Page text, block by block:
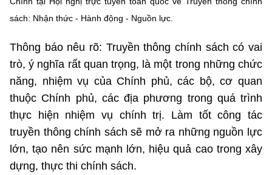
Chọn ngôn ngữ
BỘ KHOA HỌC VÀ CÔNG NGHỆ
MINISTRY OF SCIENCE AND TECHNOLOGY
Điều khoản sử dụng Theo dõi MST: Góp ý
Cơ quan chủ quản: Bộ Khoa học và Công nghệ (MST)
sách: Nhận thức - Hành động - Nguồn lực.
Thông báo nêu rõ: Truyền thông chính sách có vai
trò, ý nghĩa rất quan trọng, là một trong những chức
năng, nhiệm vụ của Chính phủ, các bộ, cơ quan
thuộc Chính phủ, các địa phương trong quá trình
thực hiện nhiệm vụ chính trị. Làm tốt công tác
truyền thông chính sách sẽ mở ra những nguồn lực
lớn, tạo nên sức mạnh lớn, hiệu quả cao trong xây
dựng, thực thi chính sách.